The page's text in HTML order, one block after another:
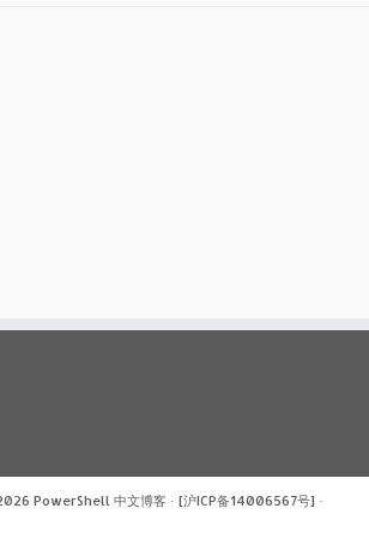
PowerShell 中文博客 · [沪ICP备14006567号] ·